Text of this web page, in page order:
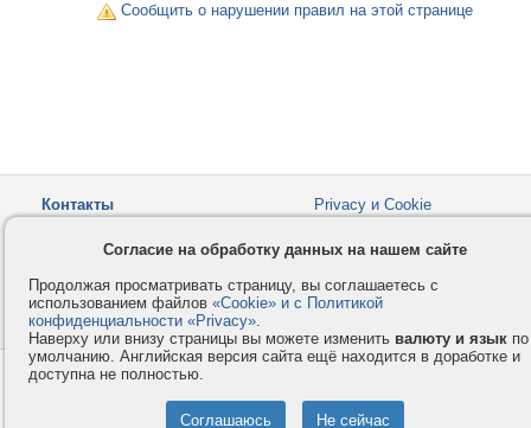
Сообщить о нарушении правил на этой странице
Контакты
Privacy и Cookie
Как оплатить
Форумы
© 2008-2026VMESTE.EU
Согласие на обработку данных на нашем сайте
Продолжая просматривать страницу, вы соглашаетесь с
использованием файлов «Cookie» и с Политикой
конфиденциальности «Privacy».
Наверху или внизу страницы вы можете изменить валюту и язык по
умолчанию. Английская версия сайта ещё находится в доработке и
доступна не полностью.